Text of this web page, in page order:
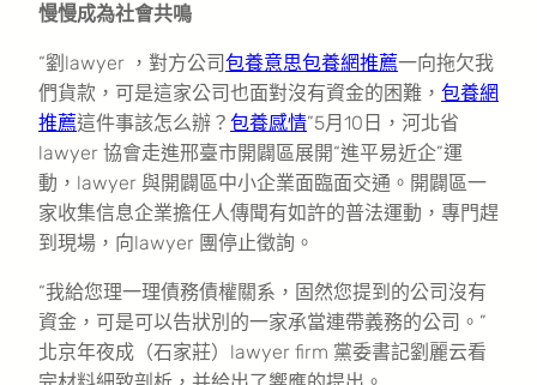
慢慢成為社會共鳴
“劉lawyer ，對方公司包養意思包養網推薦一向拖欠我
們貨款，可是這家公司也面對沒有資金的困難， 包養網
推薦這件事該怎么辦？ 包養感情”5月10日，河北省
lawyer 協會走進邢臺市開闢區展開“進平易近企”運
動，lawyer 與開闢區中小企業面臨面交通。開闢區一
家收集信息企業擔任人傳聞有如許的普法運動，專門趕
到現場，向lawyer 團停止徵詢。
“我給您理一理債務債權關系，固然您提到的公司沒有
資金，可是可以告狀別的一家承當連帶義務的公司。”
北京年夜成（石家莊）lawyer firm 黨委書記劉麗云看